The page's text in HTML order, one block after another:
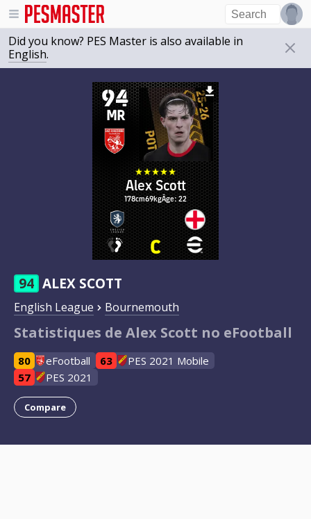
Did you know? PES Master is also available in
English.
94
MR
Alex Scott
178cm69kgÂge: 22
94 ALEX SCOTT
English League Bournemouth
Statistiques de Alex Scott no eFootball
80 eFootball 63
PES 2021 Mobile
57
PES 2021
Compare